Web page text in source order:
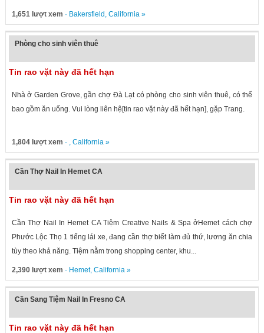
1,651 lượt xem · Bakersfield , California»
Phòng cho sinh viên thuê
Tin rao vặt này đã hết hạn
Nhà ở Garden Grove, gần chợ Đà Lạt có phòng cho sinh viên thuê, có thể
bao gồm ăn uống. Vui lòng liên hệ[tin rao vặt này đã hết hạn], gặp Trang.
1,804 lượt xem · , California»
Cần Thợ Nail In Hemet CA
Tin rao vặt này đã hết hạn
Cần Thợ Nail In Hemet CA Tiệm Creative Nails & Spa ởHemet cách chợ
Phước Lộc Thọ 1 tiếng lái xe, đang cần thợ biết làm đủ thứ, lương ăn chia
tùy theo khả năng. Tiệm nằm trong shopping center, khu...
2,390 lượt xem · Hemet, California»
Cần Sang Tiệm Nail In Fresno CA
Tin rao vặt này đã hết hạn